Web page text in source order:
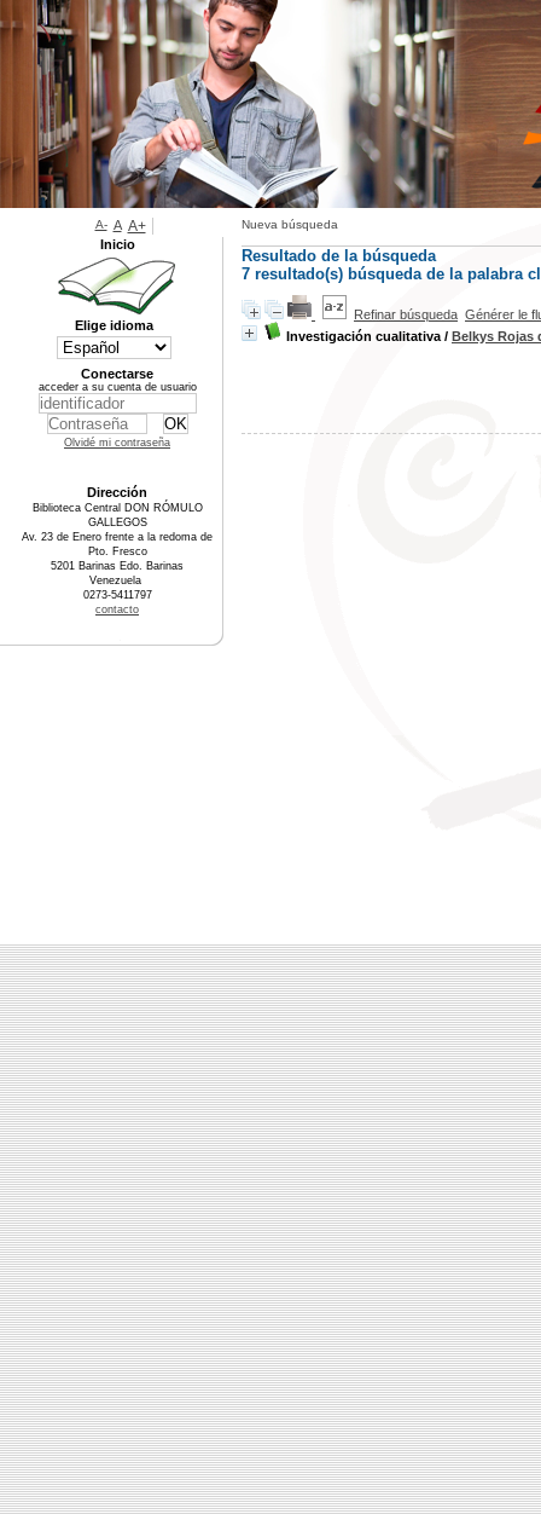
Nueva búsqueda
Resultado de la búsqueda
7 resultado(s) búsqueda de la palabra
Refinar búsqueda Générer le
Investigación cualitativa / Belkys Rojas
A- A A+
Inicio
Elige idioma
Conectarse
acceder a su cuenta de usuario
Olvidé mi contraseña
Dirección
Biblioteca Central DON RÓMULO
GALLEGOS
Av. 23 de Enero frente a la redoma de
Pto. Fresco
5201 Barinas Edo. Barinas
Venezuela
0273-5411797
contacto